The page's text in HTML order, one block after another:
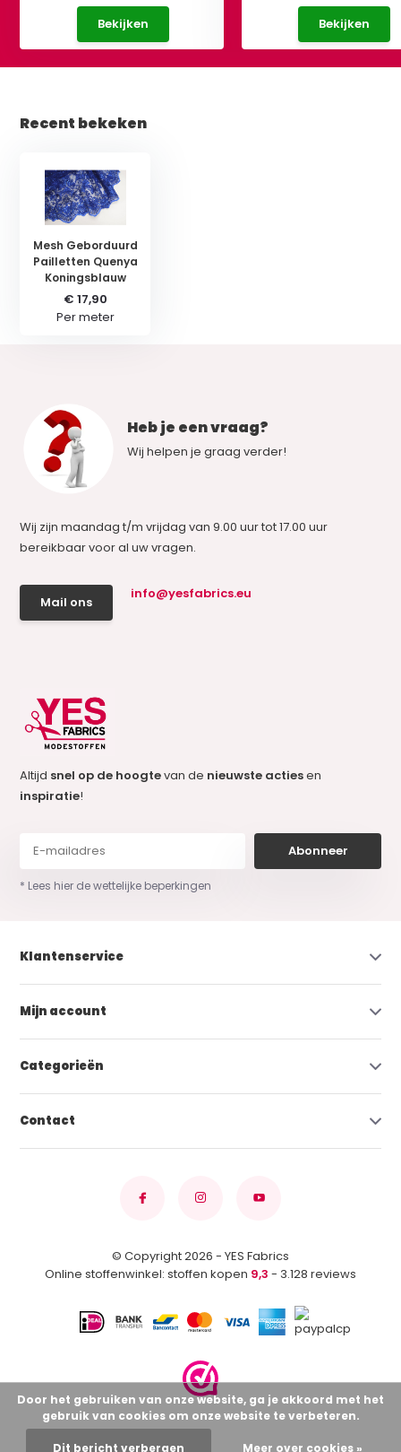
Bekijken Bekijken
Recent bekeken
Mesh Geborduurd
Pailletten Quenya
Koningsblauw
€ 17,90
Per meter
Heb je een vraag?
Wij helpen je graag verder!
Wij zijn maandag t/m vrijdag van 9.00 uur tot 17.00 uur
bereikbaar voor al uw vragen.
Mail ons
info@yesfabrics.eu
Altijd snel op de hoogtevan de nieuwste actiesen
inspiratie!
Abonneer
* Lees hier de wettelijke beperkingen
Klantenservice
Mijn account
Categorieën
Contact
© Copyright 2026 - YES Fabrics
Online stoffenwinkel: stoffen kopen 9,3 - 3.128 reviews
Door het gebruiken van onze website, ga je akkoord met het
gebruik van cookies om onze website te verbeteren.
Dit bericht verbergen Meer over cookies »